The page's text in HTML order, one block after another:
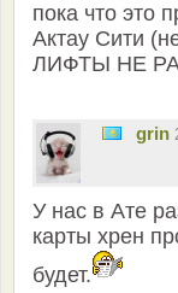
пока что это
Актау Сити
ЛИФТЫ НЕ
grin
У нас в Ате
карты хрен
будет.